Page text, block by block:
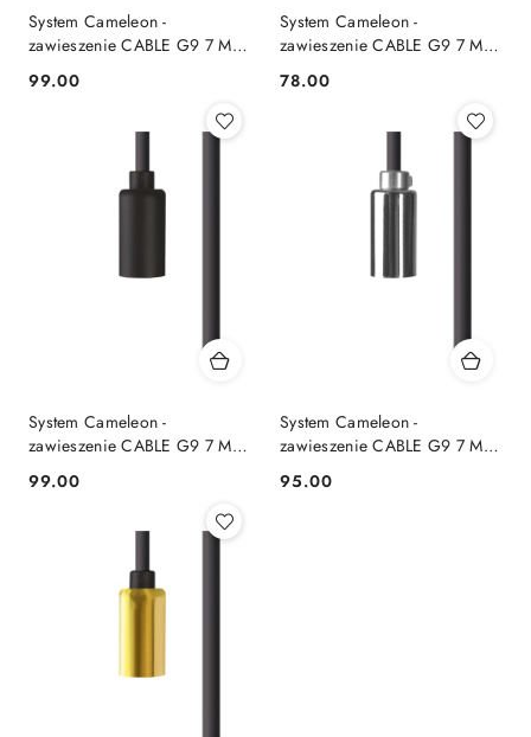
System Cameleon -
zawieszenie CABLE G9 7 M
białe - Nowodvorski Lighting
Cena:
99.00
System Cameleon -
zawieszenie CABLE G9 7 M
biały / chrom - Nowodvorski
Lighting
Cena:
78.00
System Cameleon -
zawieszenie CABLE G9 7 M
Lighting
Cena:
99.00
System Cameleon -
zawieszenie CABLE G9 7 M
Nowodvorski Lighting
Cena:
95.00